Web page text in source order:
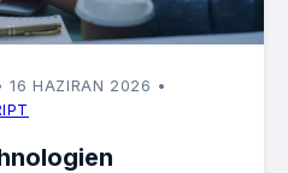
16 HAZIRAN 2026 •